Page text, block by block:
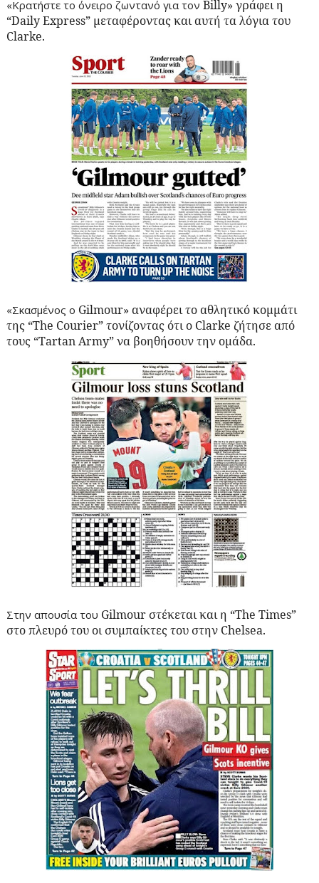
«Κρατήστε το όνειρο ζωντανό για τον Billy» γράφει η
“DailyExpress” μεταφέροντας και αυτή τα λόγια του
Clarke.
«Σκασμένος ο Gilmour» αναφέρει το αθλητικό κομμάτι
της “The Courier” τονίζοντας ότι ο Clarke ζήτησε από
τους “TartanArmy” να βοηθήσουν την ομάδα.
Στην απουσία του Gilmourστέκεται και η “The Times”
στο πλευρό του οι συμπαίκτες του στην Chelsea.